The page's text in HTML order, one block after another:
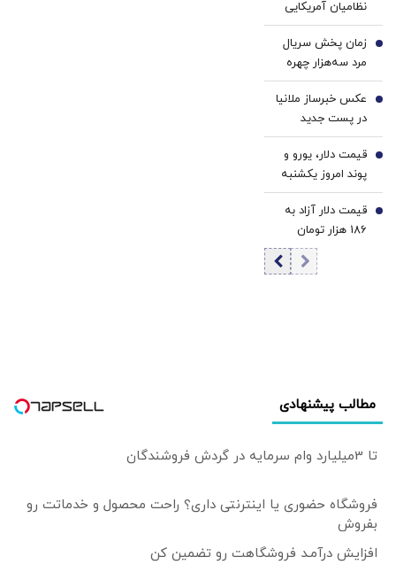
جهانی سوم در راه
است؟
نظامیان آمریکایی
در پایگاه های
اطراف ایران/ نقشه
تازه آمریکا چیست؟
زمان پخش سریال
مرد سه‌هزار چهره
مهران مدیری
مشخص شد /
بازیگران چه کسانی
هستند؟
4
عکس خبرساز ملانیا
در پست جدید
ترامپ / منظور
رئیس جمهور
آمریکا چیست؟
5
قیمت دلار، یورو و
پوند امروز یکشنبه
۱۸ مرداد 1405/
کاهش قیمت دلار و
یورو
6
قیمت دلار آزاد به
186 هزار تومان
7
مطالب پیشنهادی
تا 3میلیارد وام سرمایه در گردش فروشندگان
فروشگاه حضوری یا اینترنتی داری؟ راحت محصول و خدماتت رو
بفروش
افزایش درآمـد فروشگاهت رو تضمین کن